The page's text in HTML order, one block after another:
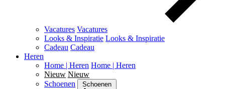
Vacatures Vacatures
Looks & Inspiratie Looks & Inspiratie
Cadeau Cadeau
Heren
Home | Heren Home | Heren
Nieuw Nieuw
Schoenen
Schoenen